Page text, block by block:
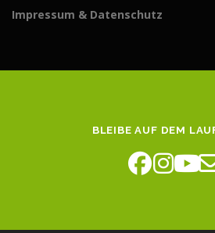
Impressum & Datenschutz
BLEIBE AUF DEM